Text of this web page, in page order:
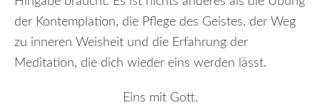
der Kontemplation, die Pflege des Geistes, der Weg
zu inneren Weisheit und die Erfahrung der
Meditation, die dich wieder eins werden lässt.
Eins mit Gott.